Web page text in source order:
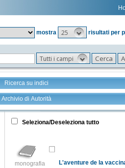
mostra
25 risultati per
Tutti i campi
Ricerca su indici
Archivio di Autorità
Tutto +
Seleziona/Deseleziona tutto
monografia L'aventure de la